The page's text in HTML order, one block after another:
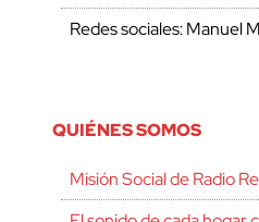
Redes sociales: Manuel
QUIÉNES SOMOS
Misión Social de Radio